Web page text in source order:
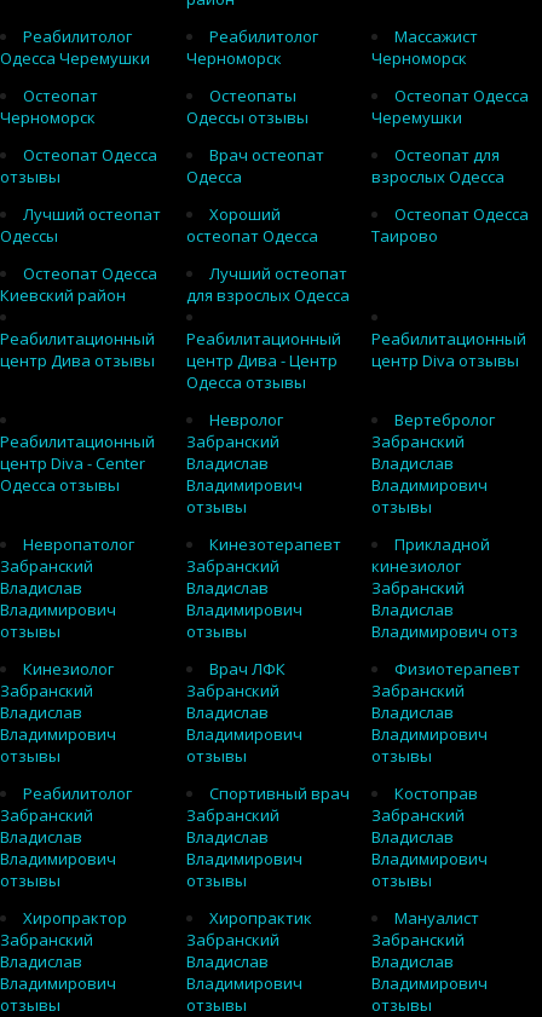
Реабилитолог
Одесса Черемушки
Реабилитолог
Черноморск
Массажист
Черноморск
Остеопат
Черноморск
Остеопаты
Одессы отзывы
Остеопат Одесса
Черемушки
Остеопат Одесса
отзывы
Врач остеопат
Одесса
Остеопат для
взрослых Одесса
Лучший остеопат
Одессы
Хороший
остеопат Одесса
Остеопат Одесса
Таирово
Остеопат Одесса
Киевский район
Лучший остеопат
для взрослых Одесса
Реабилитационный
центр Дива отзывы
Реабилитационный
центр Дива - Центр
Одесса отзывы
Реабилитационный
центр Diva отзывы
Реабилитационный
центр Diva - Center
Одесса отзывы
Невролог
Забранский
Владислав
Владимирович
отзывы
Вертебролог
Забранский
Владислав
Владимирович
отзывы
Невропатолог
Забранский
Владислав
Владимирович
отзывы
Кинезотерапевт
Забранский
Владислав
Владимирович
отзывы
Прикладной
кинезиолог
Забранский
Владислав
Владимирович отз
Кинезиолог
Забранский
Владислав
Владимирович
отзывы
Врач ЛФК
Забранский
Владислав
Владимирович
отзывы
Физиотерапевт
Забранский
Владислав
Владимирович
отзывы
Реабилитолог
Забранский
Владислав
Владимирович
отзывы
Спортивный врач
Забранский
Владислав
Владимирович
отзывы
Костоправ
Забранский
Владислав
Владимирович
отзывы
Хиропрактор
Забранский
Владислав
Владимирович
отзывы
Хиропрактик
Забранский
Владислав
Владимирович
отзывы
Мануалист
Забранский
Владислав
Владимирович
отзывы